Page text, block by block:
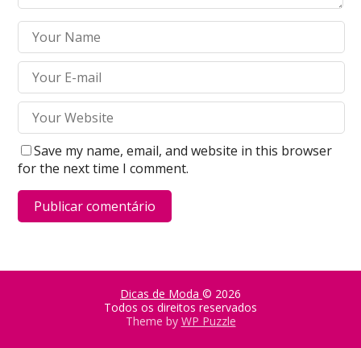
Save my name, email, and website in this browser
for the next time I comment.
Dicas de Moda © 2026
Todos os direitos reservados
Theme by WP Puzzle